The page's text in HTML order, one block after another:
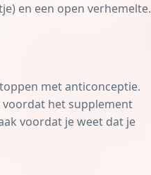
en een open verhemelte.
met anticonceptie.
het supplement
voordat je weet dat je